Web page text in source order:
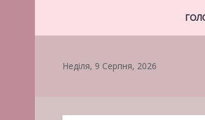
Неділя, 9 Серпня, 2026